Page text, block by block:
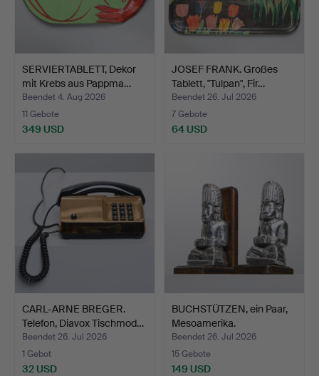
SERVIERTABLETT, Dekor
mit Krebs aus Pappma…
Beendet 4. Aug 2026
11 Gebote
349 USD
JOSEF FRANK. Großes
Tablett, "Tulpan", Fir…
Beendet 26. Jul 2026
7 Gebote
64 USD
CARL-ARNE BREGER.
Telefon, Diavox Tischmod…
Beendet 26. Jul 2026
1 Gebot
32 USD
BUCHSTÜTZEN, ein Paar,
Mesoamerika.
Beendet 26. Jul 2026
15 Gebote
149 USD